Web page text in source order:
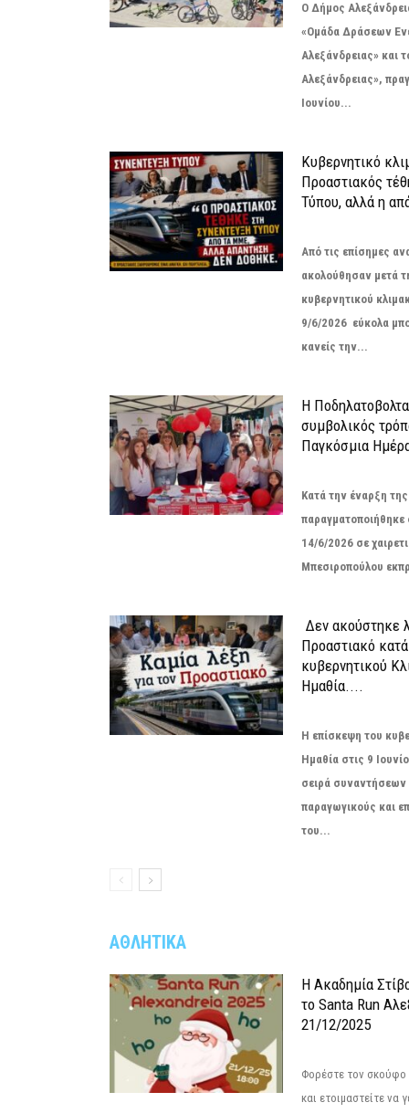
Ο Δήμος
«Ομάδα Δράσεων
Αλεξάνδρειας» και
Αλεξάνδρειας»,
Ιουνίου...
Κυβερνητικό
Προαστιακός
Τύπου, αλλά η
Από τις επίσημες
ακολούθησαν μετά
κυβερνητικού
9/6/2026 εύκολα
κανείς την...
Η Ποδηλατοβολτα
συμβολικός
Παγκόσμια
Κατά την έναρξη
παραγματοποιήθηκε
14/6/2026 σε
Μπεσιροπούλου
Δεν ακούστηκε
Προαστιακό
κυβερνητικού
Ημαθία....
Η επίσκεψη του
Ημαθία στις 9
σειρά συναντήσεων
παραγωγικούς και
του...
ΑΘΛΗΤΙΚΑ
Η Ακαδημία
το Santa Run
21/12/2025
Φορέστε τον σκούφο
και ετοιμαστείτε να